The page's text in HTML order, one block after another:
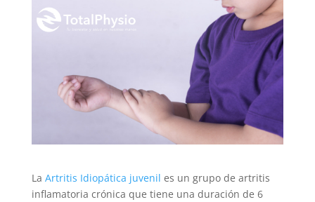
La Artritis Idiopática juvenil es un grupo de artritis
inflamatoria crónica que tiene una duración de 6